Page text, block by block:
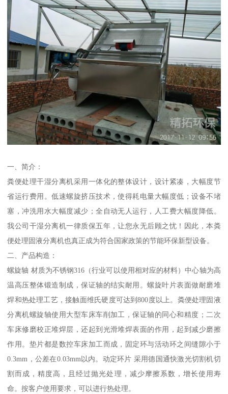
一、简介：
粪便处理干湿分离机采用一体化的整体设计，设计紧凑，大幅度节
省运行费用。低速螺旋挤压技术，使得耗电量大幅度低；设备不堵
塞，冲洗用水大幅度减少；全自动无人运行，人工费大幅度降低。
我公司干湿分离机一律质保五年，让您永无后顾之忧！因此，本粪
便处理固液分离机也真正成为符合国家政策的节能环保新型设备。
二、产品构造：
螺旋轴 材质为不锈钢316（行业可以使用相对应的材料）中心轴为高
温高压整体锻造制成，保证轴的结实耐用。螺旋叶片表面做耐磨堆
焊和热处理工艺，接触面维氏硬度可达到800度以上。粪便处理固液
分离机螺旋轴使用大型车床车削加工，保证轴的同心和精度；二次
车床修磨校正堆焊层，还起到光滑堆焊表面的作用，起到减少磨擦
作用。垫片都是数控车床加工而成，固定环与活动环之间缝隙小于
0.3mm，公差在0.03mm以内。动定环片 采用德国通快激光切割机切
割而成，精度高，且经过抛光处理，减少摩擦系数，增长使用寿
命。按客户使用要求，可以进行热处理。